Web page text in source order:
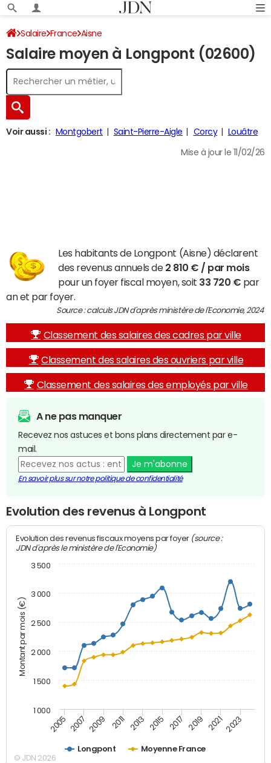
Salaire France Aisne
Salaire moyen à Longpont (02600)
Voir aussi : Montgobert Saint-Pierre-Aigle Corcy Louâtre
Mise à jour le 11/02/26
Les habitants de Longpont (Aisne) déclarent
des revenus annuels de 2 810 € / par mois
pour un foyer fiscal moyen, soit 33 720 € par
an et par foyer.
Source : calculs JDN d'après ministère de l'Economie, 2024
Classement des salaires des cadres par ville
Classement des salaires des ouvriers par ville
Classement des salaires des employés par ville
A ne pas manquer
Recevez nos astuces et bons plans directement par e-
mail.
Je m'abonne
En savoir plus sur notre politique de confidentialité
Evolution des revenus à Longpont
Montant par mois (€)
Evolution des revenus fiscaux moyens par foyer (source :
JDN d'après le ministère de l'Economie)
Longpont Moyenne France
2005 2007 2009 2011 2013 2015 2017 2019 2021 2023
1 000
1 500
2 000
2 500
3 000
3 500
© JDN 2026